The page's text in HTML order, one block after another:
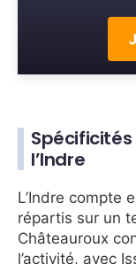
l’Indre
L’Indre compte
répartis sur un
Châteauroux
l’activité, avec